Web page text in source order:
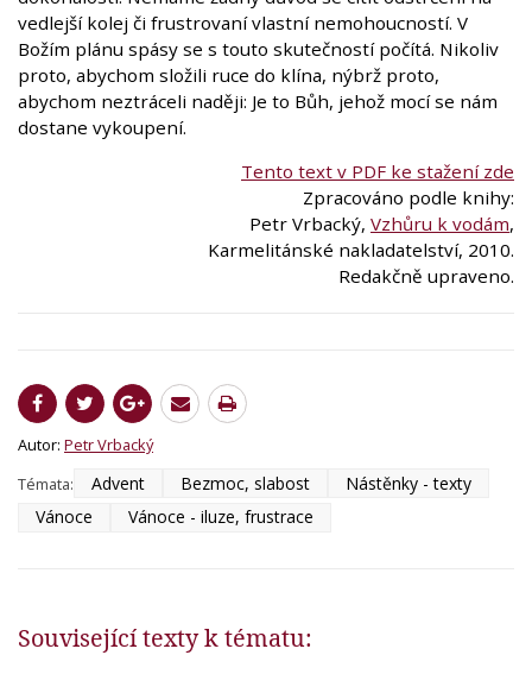
vedlejší kolej či frustrovaní vlastní nemohoucností. V
Božím plánu spásy se s touto skutečností počítá. Nikoliv
proto, abychom složili ruce do klína, nýbrž proto,
abychom neztráceli naději: Je to Bůh, jehož mocí se nám
dostane vykoupení.
Tento text v PDF ke stažení zde
Zpracováno podle knihy:
Petr Vrbacký, Vzhůru k vodám,
Karmelitánské nakladatelství, 2010.
Redakčně upraveno.
Autor: Petr Vrbacký
Témata:
Advent Bezmoc, slabost
Nástěnky - texty
Vánoce
Vánoce - iluze, frustrace
Související texty k tématu: